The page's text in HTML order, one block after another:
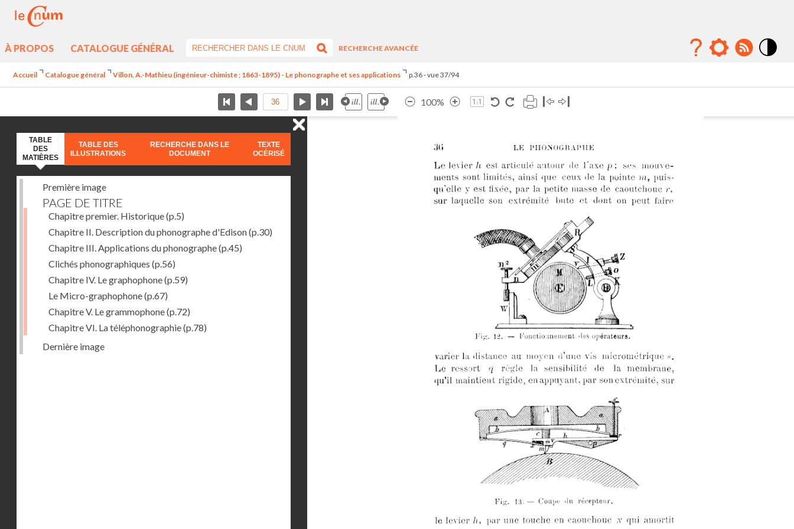
À PROPOS CATALOGUE GÉNÉRAL
RECHERCHE AVANCÉE
Accueil Catalogue général Villon, A.-Mathieu (ingénieur-chimiste ; 1863-1895) - Le phonographe et ses applications p.36 - vue 37/94
100%
TABLE
DES
MATIÈRES
TABLE DES
ILLUSTRATIONS
RECHERCHE DANS LE
DOCUMENT
TEXTE
OCÉRISÉ
Première image
PAGE DE TITRE
Chapitre premier. Historique(p.5)
Chapitre II. Description du phonographe d'Edison(p.30)
Chapitre III. Applications du phonographe(p.45)
Clichés phonographiques (p.56)
Chapitre IV. Le graphophone(p.59)
Le Micro-graphophone(p.67)
Chapitre V. Le grammophone(p.72)
Chapitre VI. La téléphonographie(p.78)
Dernière image